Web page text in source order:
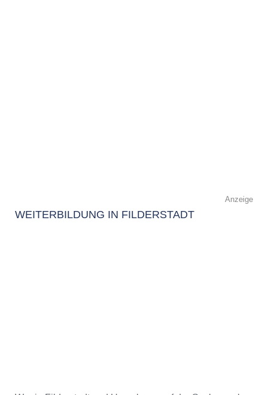
Anzeige
WEITERBILDUNG IN FILDERSTADT